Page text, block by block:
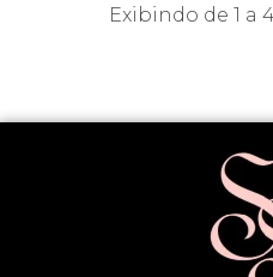
Exibindo de 1 a